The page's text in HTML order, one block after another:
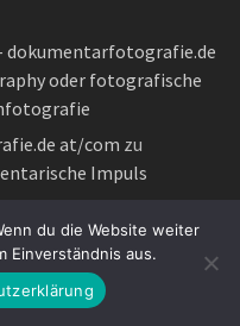
oder fotografische
at/com zu
Impuls
Sinne von Elliott und
at/com
du die Website weiter
Einverständnis aus.